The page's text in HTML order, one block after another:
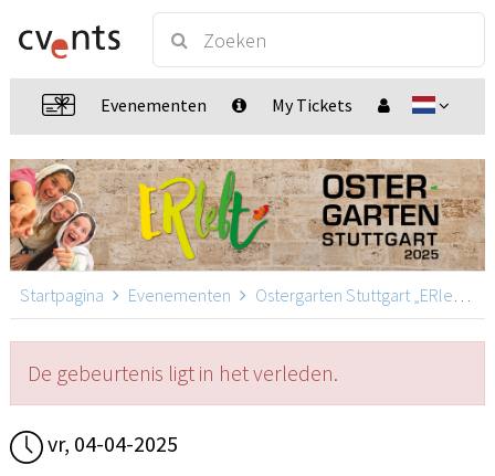
Evenementen My Tickets
Startpagina Evenementen Ostergarten Stuttgart „ERlebt“
De gebeurtenis ligt in het verleden.
vr, 04-04-2025